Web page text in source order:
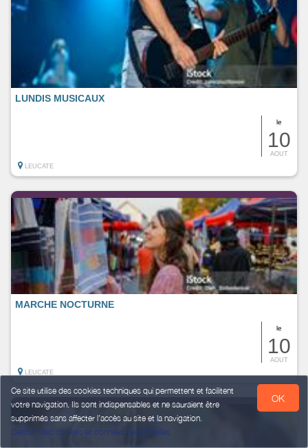
Ce site utilise des cookies techniques qui permettent et facilitent
votre navigation. Ils sont indispensables et ne sauraient être
supprimés sans affecter l’accès au site et la navigation.
Gestion des cookies et données personnelles
OK
le
10
AOUT
LUNDIS MUSICAUX
LEUCATE
le
10
AOUT
MARCHE NOCTURNE
LEUCATE